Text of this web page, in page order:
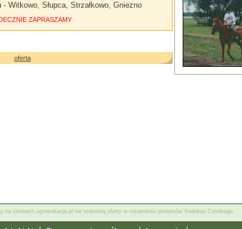
Witkowo, Słupca, Strzałkowo, Gniezno
ZAPRASZAMY
oferta
na stronach agrowakacje.pl nie stanowią oferty w rozumieniu przepisów Kodeksu Cywilnego